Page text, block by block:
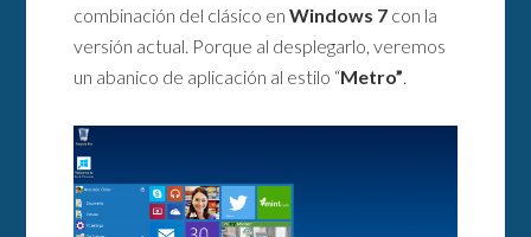
combinación del clásico enWindows 7 con la
versión actual. Porque al desplegarlo, veremos
un abanico de aplicación al estilo “Metro”.